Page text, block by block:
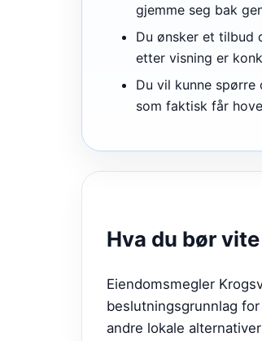
gjemme seg bak
Du ønsker et tilbud
etter visning er
Du vil kunne
som faktisk får
Hva du bør
Eiendomsmegler
beslutningsgrunnlag
andre lokale